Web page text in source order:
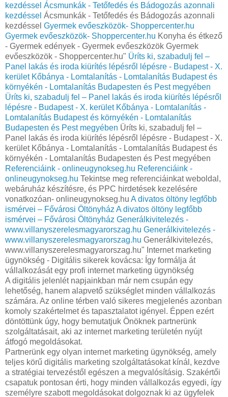
kezdéssel Ácsmunkák - Tetőfedés és Bádogozás azonnali
kezdéssel Ácsmunkák - Tetőfedés és Bádogozás azonnali
kezdéssel Gyermek evőeszközök- Shoppercenter.hu
Gyermek evőeszközök- Shoppercenter.hu Konyha és étkező
- Gyermek edények - Gyermek evőeszközök Gyermek
evőeszközök - Shoppercenter.hu" Üríts ki, szabadulj fel –
Panel lakás és iroda kiürítés lépésről lépésre - Budapest - X.
kerület Kőbánya - Lomtalanítás - Lomtalanítás Budapest és
környékén - Lomtalanítás Budapesten és Pest megyében
Üríts ki, szabadulj fel – Panel lakás és iroda kiürítés lépésről
lépésre - Budapest - X. kerület Kőbánya - Lomtalanítás -
Lomtalanítás Budapest és környékén - Lomtalanítás
Budapesten és Pest megyében Üríts ki, szabadulj fel –
Panel lakás és iroda kiürítés lépésről lépésre - Budapest - X.
kerület Kőbánya - Lomtalanítás - Lomtalanítás Budapest és
környékén - Lomtalanítás Budapesten és Pest megyében
Referenciáink - onlineugynokseg.hu Referenciáink -
onlineugynokseg.hu Tekintse meg referenciáinkat weboldal,
webáruház készítésre, és PPC hirdetések kezelésére
vonatkozóan- onlineugynokseg.hu A divatos öltöny legfőbb
ismérvei – Fővárosi Öltönyház A divatos öltöny legfőbb
ismérvei – Fővárosi Öltönyház Generálkivitelezés -
www.villanyszerelesmagyarorszag.hu Generálkivitelezés -
www.villanyszerelesmagyarorszag.hu Generálkivitelezés,
www.villanyszerelesmagyarorszag.hu" Internet marketing
ügynökség - Digitális sikerek kovácsa: Így formálja át
vállalkozását egy profi internet marketing ügynökség
A digitális jelenlét napjainkban már nem csupán egy
lehetőség, hanem alapvető szükséglet minden vállalkozás
számára. Az online térben való sikeres megjelenés azonban
komoly szakértelmet és tapasztalatot igényel. Éppen ezért
döntöttünk úgy, hogy bemutatjuk Önöknek partnerünk
szolgáltatásait, aki az internet marketing területén nyújt
átfogó megoldásokat.
Partnerünk egy olyan internet marketing ügynökség, amely
teljes körű digitális marketing szolgáltatásokat kínál, kezdve
a stratégiai tervezéstől egészen a megvalósításig. Szakértői
csapatuk pontosan érti, hogy minden vállalkozás egyedi, így
személyre szabott megoldásokat dolgoznak ki az ügyfelek